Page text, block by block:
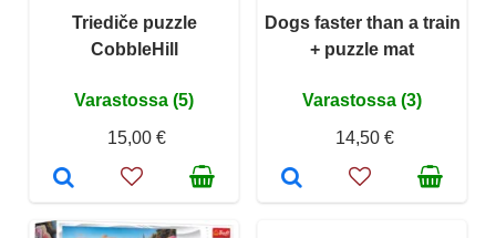
Triediče puzzle
CobbleHill
Varastossa (5)
15,00 €
Dogs faster than a train
+ puzzle mat
Varastossa (3)
14,50 €